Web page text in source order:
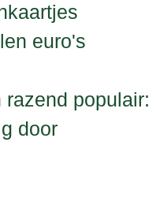
euro's
populair:
door